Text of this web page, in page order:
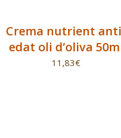
Crema nutrient
edat oli d’oliva
11,83€